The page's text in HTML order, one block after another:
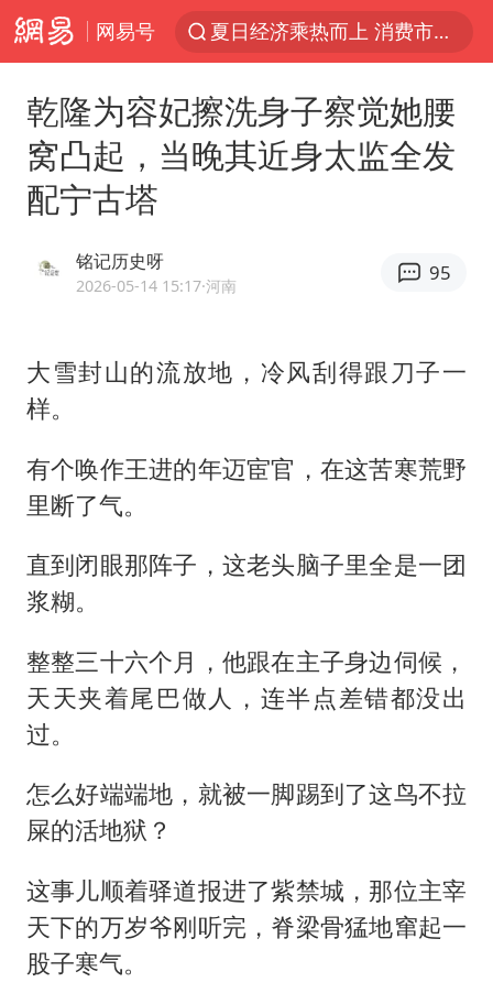
网易号
夏日经济乘热而上 消费市场向新而行
于东来回应胖东来近25年老店年底关闭
以拒绝“和平委员会”的加沙和平计划
白海豚北上或致京津冀暴雨
上门女婿出轨女邻居多年被判重婚罪
美将每月供乌爱国者拦截导弹
国足U17与阿森纳决赛取消 并列冠军
宝妈给四胞胎取名平安喜乐
构建更高水平的全民健身公共服务体系
乾隆为容妃擦洗身子察觉她腰
窝凸起，当晚其近身太监全发
配宁古塔
铭记历史呀
2026-05-14 15:17·河南
95
大雪封山的流放地，冷风刮得跟刀子一
样。
有个唤作王进的年迈宦官，在这苦寒荒野
里断了气。
直到闭眼那阵子，这老头脑子里全是一团
浆糊。
整整三十六个月，他跟在主子身边伺候，
天天夹着尾巴做人，连半点差错都没出
过。
怎么好端端地，就被一脚踢到了这鸟不拉
屎的活地狱？
这事儿顺着驿道报进了紫禁城，那位主宰
天下的万岁爷刚听完，脊梁骨猛地窜起一
股子寒气。